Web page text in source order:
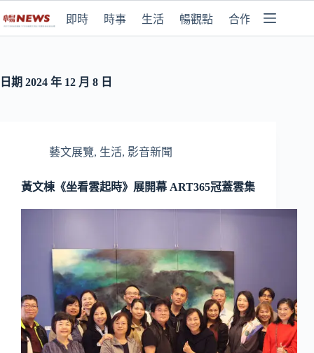
即時 時事 生活 暢觀點 合作媒體
日期 2024 年 12 月 8 日
藝文展覽, 生活, 影音新聞
黃文棟《坐看雲起時》展開幕 ART365冠蓋雲集